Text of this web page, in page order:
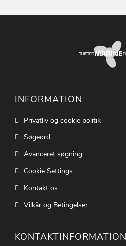
INFORMATION
Privatliv og cookie politik
Søgeord
Avanceret søgning
Cookie Settings
Kontakt os
Vilkår og Betingelser
KONTAKTINFORMATION